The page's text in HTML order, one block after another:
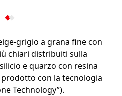
grigio a grana fine con
chiari distribuiti sulla
e quarzo con resina
con la tecnologia
Technology”).